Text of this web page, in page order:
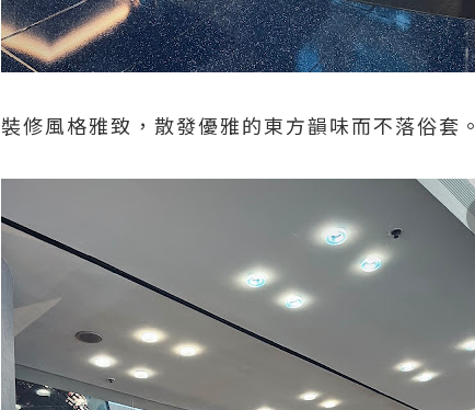
裝修風格雅致，散發優雅的東方韻味而不落俗套。